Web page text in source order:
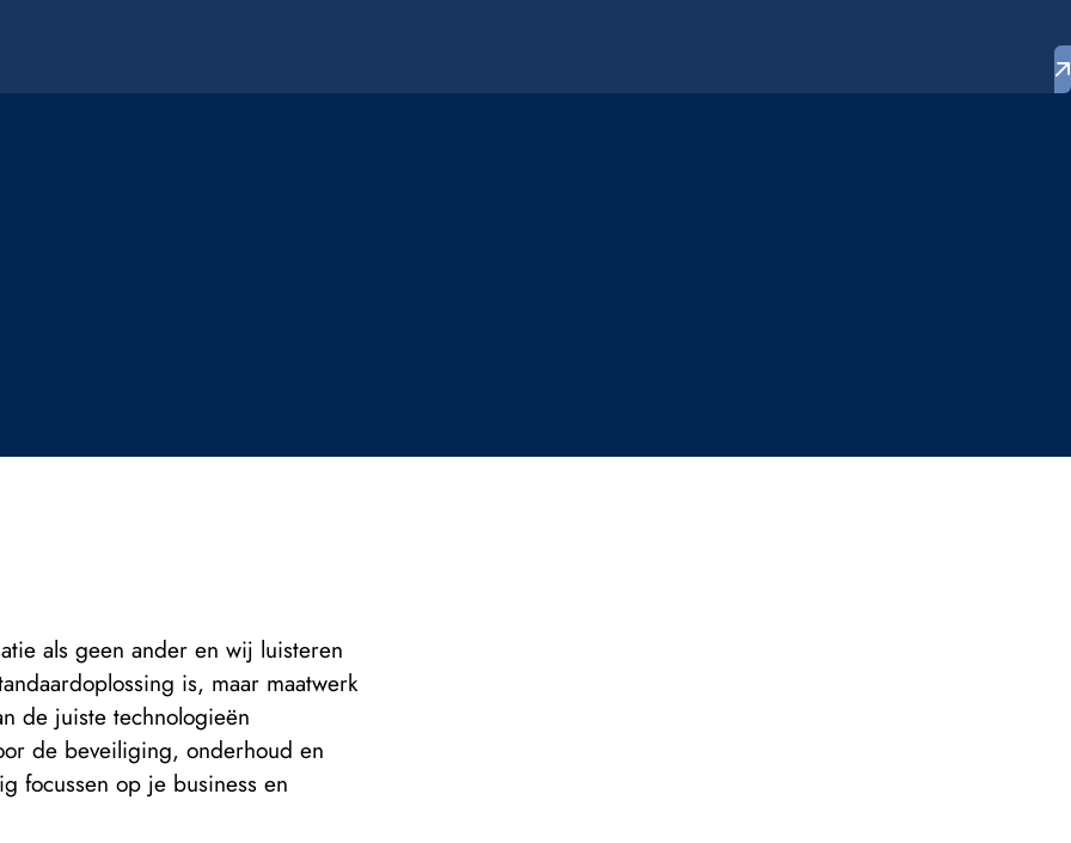
als geen ander en wij luisteren
is, maar maatwerk
de juiste technologieën
de beveiliging, onderhoud en
focussen op je business en